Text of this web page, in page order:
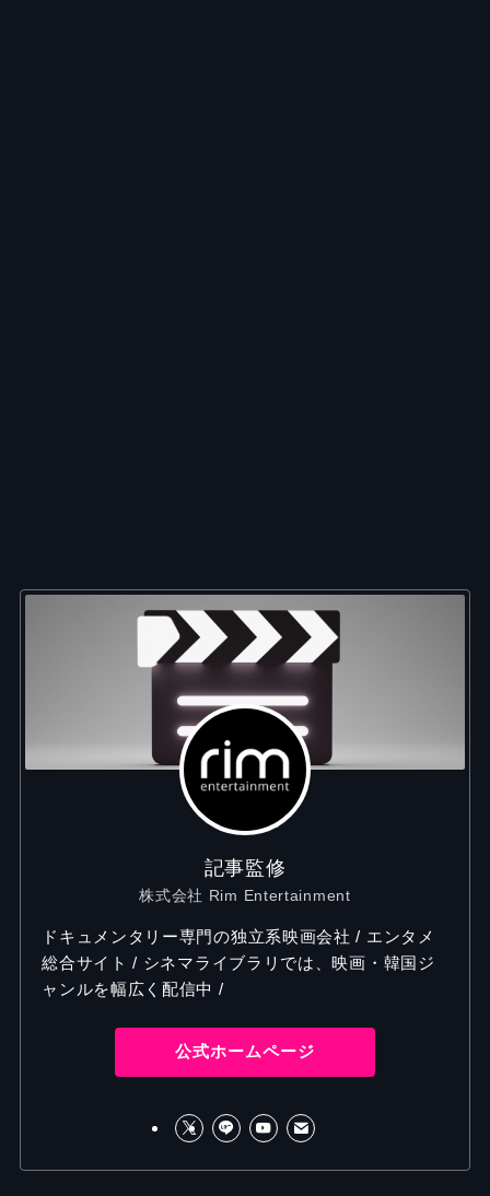
記事監修
株式会社 Rim Entertainment
ドキュメンタリー専門の独立系映画会社 / エンタメ
総合サイト / シネマライブラリでは、映画・韓国ジ
ャンルを幅広く配信中 /
公式ホームページ